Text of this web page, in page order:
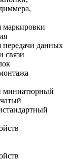
передачи данных
связи
миниатюрный